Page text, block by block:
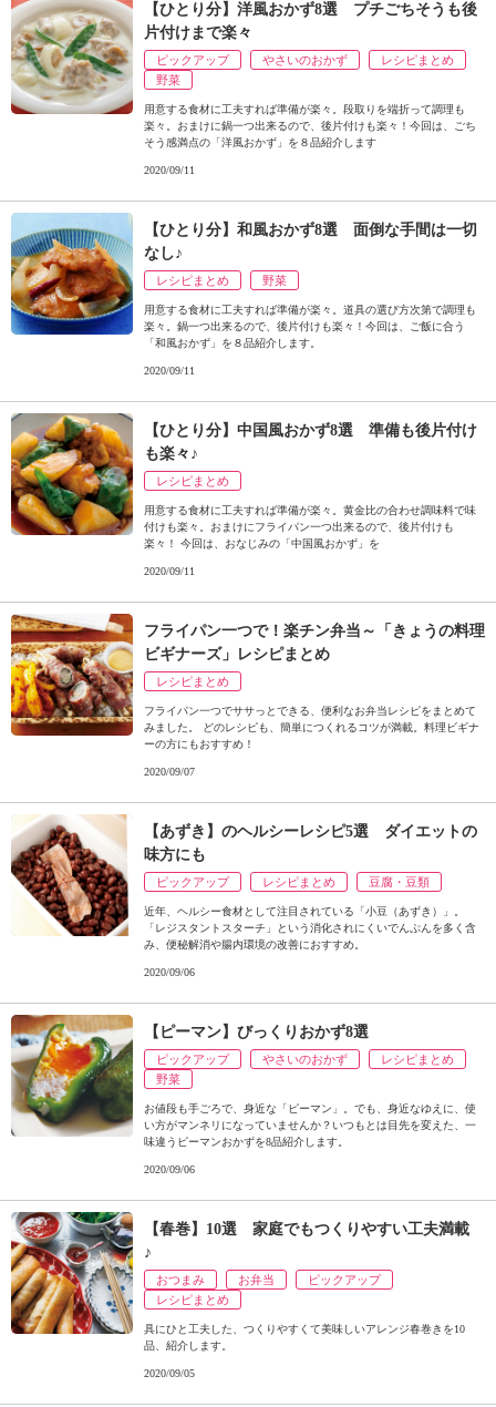
ん
な
の
ょ
う
理
」
【ひとり分】洋風おかず8選 プチごちそうも後
片付けまで楽々
ピックアップ やさいのおかず
レシピまとめ
野菜
用意する食材に工夫すれば準備が楽々。段取りを端折って調理も
楽々。おまけに鍋一つ出来るので、後片付けも楽々！今回は、ごち
そう感満点の「洋風おかず」を８品紹介します
2020/09/11
【ひとり分】和風おかず8選 面倒な手間は一切
なし♪
レシピまとめ 野菜
用意する食材に工夫すれば準備が楽々。道具の選び方次第で調理も
楽々。鍋一つ出来るので、後片付けも楽々！今回は、ご飯に合う
「和風おかず」を８品紹介します。
2020/09/11
【ひとり分】中国風おかず8選 準備も後片付け
も楽々♪
レシピまとめ
用意する食材に工夫すれば準備が楽々。黄金比の合わせ調味料で味
付けも楽々。おまけにフライパン一つ出来るので、後片付けも
楽々！ 今回は、おなじみの「中国風おかず」を
2020/09/11
フライパン一つで！楽チン弁当～「きょうの料理
ビギナーズ」レシピまとめ
レシピまとめ
フライパン一つでササっとできる、便利なお弁当レシピをまとめて
みました。 どのレシピも、簡単につくれるコツが満載。料理ビギナ
ーの方にもおすすめ！
2020/09/07
【あずき】のヘルシーレシピ5選 ダイエットの
味方にも
ピックアップ レシピまとめ 豆腐・豆類
近年、ヘルシー食材として注目されている「小豆（あずき）」。
「レジスタントスターチ」という消化されにくいでんぷんを多く含
み、便秘解消や腸内環境の改善におすすめ。
2020/09/06
【ピーマン】びっくりおかず8選
ピックアップ やさいのおかず
レシピまとめ
野菜
お値段も手ごろで、身近な「ピーマン」。でも、身近なゆえに、使
い方がマンネリになっていませんか？いつもとは目先を変えた、一
味違うピーマンおかずを8品紹介します。
2020/09/06
【春巻】10選 家庭でもつくりやすい工夫満載
♪
おつまみ お弁当
ピックアップ
レシピまとめ
具にひと工夫した、つくりやすくて美味しいアレンジ春巻きを10
品、紹介します。
2020/09/05